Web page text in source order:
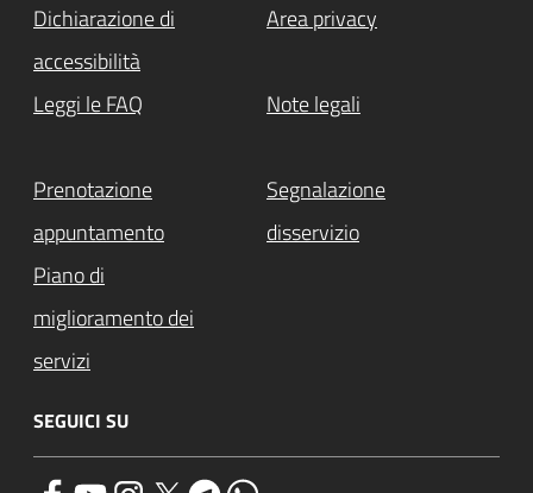
Dichiarazione di
accessibilità
Area privacy
Leggi le FAQ Note legali
Prenotazione
appuntamento
Segnalazione
disservizio
Piano di
miglioramento dei
servizi
SEGUICI SU